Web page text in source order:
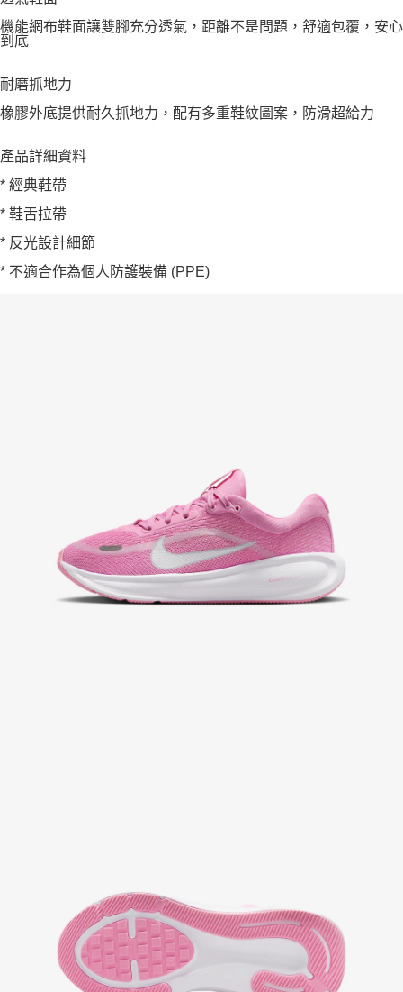
機能網布鞋面讓雙腳充分透氣，距離不是問題，舒適包覆，安心
到底
耐磨抓地力
橡膠外底提供耐久抓地力，配有多重鞋紋圖案，防滑超給力
產品詳細資料
* 經典鞋帶
* 鞋舌拉帶
* 反光設計細節
* 不適合作為個人防護裝備 (PPE)